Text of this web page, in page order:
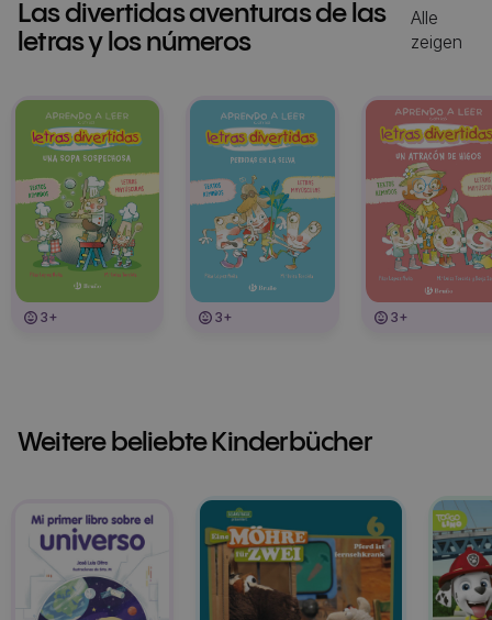
Las divertidas aventuras de las
letras y los números
Alle
zeigen
3+ 3+ 3+
Weitere beliebte Kinderbücher